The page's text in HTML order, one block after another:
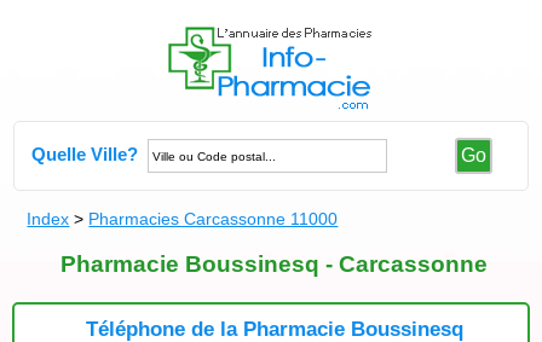
Quelle Ville? Go
Index > Pharmacies Carcassonne 11000
Pharmacie Boussinesq - Carcassonne
Téléphone de la Pharmacie Boussinesq